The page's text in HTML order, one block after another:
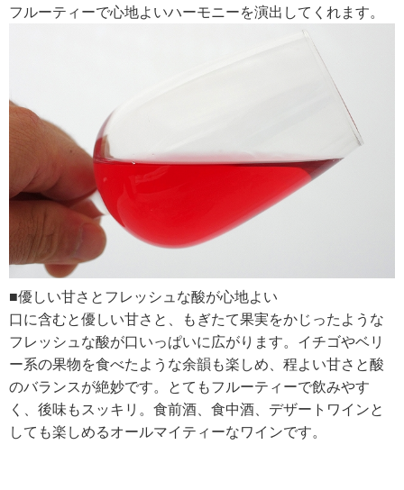
フルーティーで心地よいハーモニーを演出してくれます。
■優しい甘さとフレッシュな酸が心地よい
口に含むと優しい甘さと、もぎたて果実をかじったような
フレッシュな酸が口いっぱいに広がります。イチゴやベリ
ー系の果物を食べたような余韻も楽しめ、程よい甘さと酸
のバランスが絶妙です。とてもフルーティーで飲みやす
く、後味もスッキリ。食前酒、食中酒、デザートワインと
しても楽しめるオールマイティーなワインです。